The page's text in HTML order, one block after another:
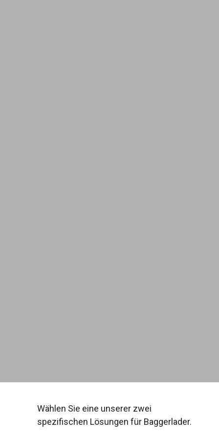
Wählen Sie eine unserer zwei
spezifischen Lösungen für Baggerlader.